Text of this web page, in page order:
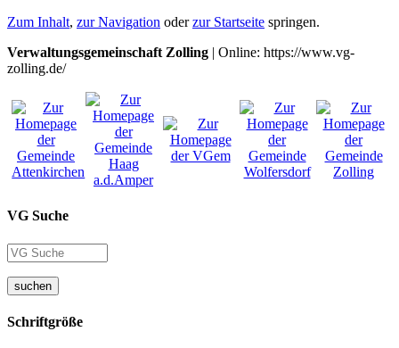
Zum Inhalt, zur Navigation oderzur Startseite springen.
Verwaltungsgemeinschaft Zolling | Online: https://www.vg-
zolling.de/
VG Suche
suchen
Schriftgröße